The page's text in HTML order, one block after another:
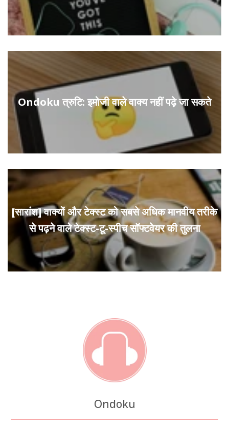
Ondoku त्रुटि: इमोजी वाले वाक्य नहीं पढ़े जा सकते
[सारांश] वाक्यों और टेक्स्ट को सबसे अधिक मानवीय तरीके
से पढ़ने वाले टेक्स्ट-टू-स्पीच सॉफ्टवेयर की तुलना
Ondoku